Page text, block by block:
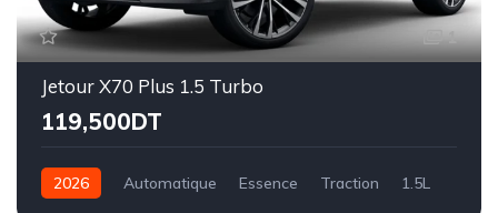
1
Jetour X70 Plus 1.5 Turbo
119,500DT
2026 Automatique Essence Traction 1.5L